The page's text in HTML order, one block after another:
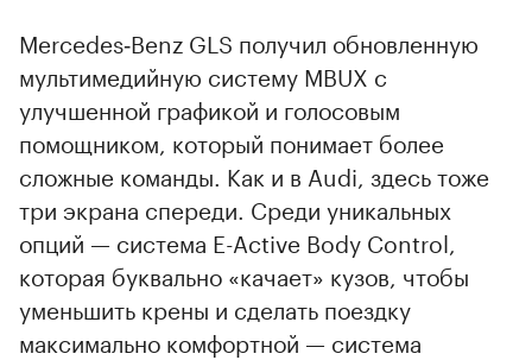
Mercedes‑Benz GLS получил обновленную
мультимедийную систему MBUX с
улучшенной графикой и голосовым
помощником, который понимает более
сложные команды. Как и в Audi, здесь тоже
три экрана спереди. Среди уникальных
опций — система E-Active Body Control,
которая буквально «качает» кузов, чтобы
уменьшить крены и сделать поездку
максимально комфортной — система